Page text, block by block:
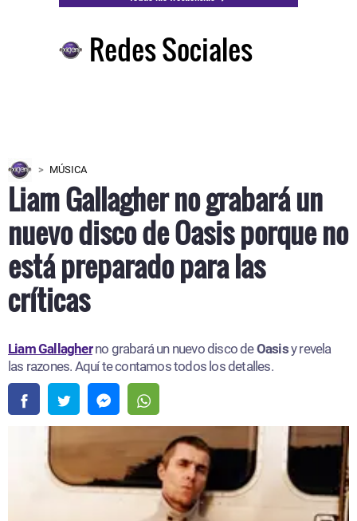
Redes Sociales
MÚSICA
Liam Gallagher no grabará un
nuevo disco de Oasis porque no
está preparado para las
críticas
Liam Gallagherno grabará un nuevo disco deOasisy revela
las razones. Aquí te contamos todos los detalles.